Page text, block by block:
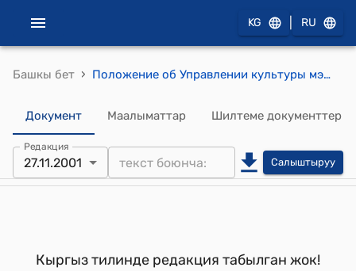
KG RU
Башкы бет › Положение об Управлении культуры мэрии г.Бишкек (утвержденным постановлением Мэрии города Бишкек от 27 ноября 2001 года N 772)
Документ Маалыматтар Шилтеме документтер
Редакция
27.11.2001 Салыштыруу
Кыргыз тилинде редакция табылган жок!